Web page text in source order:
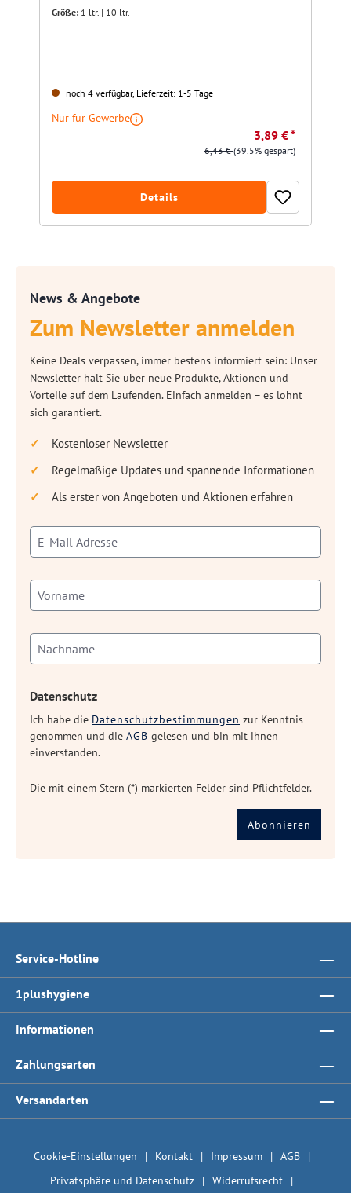
Größe: 1 ltr. | 10 ltr.
noch 4 verfügbar, Lieferzeit: 1-5 Tage
Nur für Gewerbe
3,89 € *
6,43 €(39.5% gespart)
Details
News & Angebote
Zum Newsletter anmelden
Keine Deals verpassen, immer bestens informiert sein: Unser
Newsletter hält Sie über neue Produkte, Aktionen und
Vorteile auf dem Laufenden. Einfach anmelden – es lohnt
sich garantiert.
Kostenloser Newsletter
Regelmäßige Updates und spannende Informationen
Als erster von Angeboten und Aktionen erfahren
Datenschutz
Ich habe die Datenschutzbestimmungen zur Kenntnis
genommen und die AGB gelesen und bin mit ihnen
einverstanden.
Die mit einem Stern (*) markierten Felder sind Pflichtfelder.
Abonnieren
Service-Hotline
1plushygiene
Informationen
Zahlungsarten
Versandarten
Cookie-Einstellungen Kontakt Impressum
AGB
Privatsphäre und Datenschutz
Widerrufsrecht